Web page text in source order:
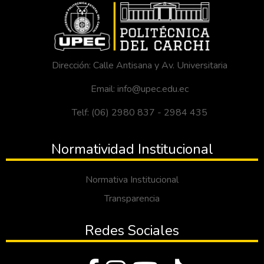
Dirección: Calle Antisana y Av. Universitaria
Email: info@upec.edu.ec
Telf: (06) 2980 837 - 2984 435
Normatividad Institucional
Normativa Institucional
Transparencia
Redes Sociales